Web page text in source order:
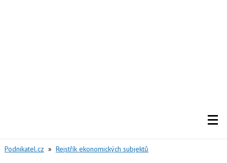
Podnikatel.cz » Rejstřík ekonomických subjektů